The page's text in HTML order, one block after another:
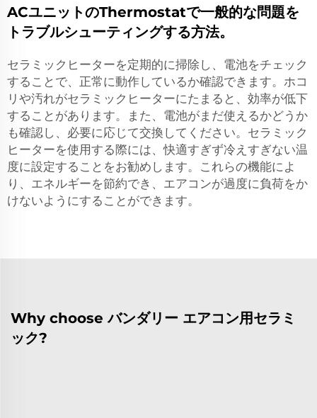
ACユニットのThermostatで一般的な問題を
トラブルシューティングする方法。
セラミックヒーターを定期的に掃除し、電池をチェック
することで、正常に動作しているか確認できます。ホコ
リや汚れがセラミックヒーターにたまると、効率が低下
することがあります。また、電池がまだ使えるかどうか
も確認し、必要に応じて交換してください。セラミック
ヒーターを使用する際には、快適すぎず冷えすぎない温
度に設定することをお勧めします。これらの機能によ
り、エネルギーを節約でき、エアコンが過度に負荷をか
けないようにすることができます。
Why choose バンダリー エアコン用セラミ
ック?